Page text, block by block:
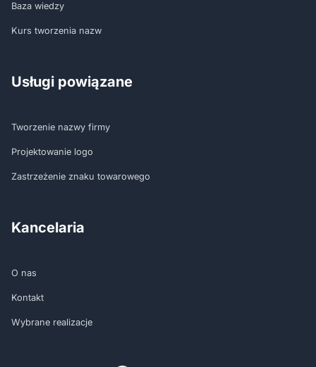
Baza wiedzy
Kurs tworzenia nazw
Usługi powiązane
Tworzenie nazwy firmy
Projektowanie logo
Zastrzeżenie znaku towarowego
Kancelaria
O nas
Kontakt
Wybrane realizacje